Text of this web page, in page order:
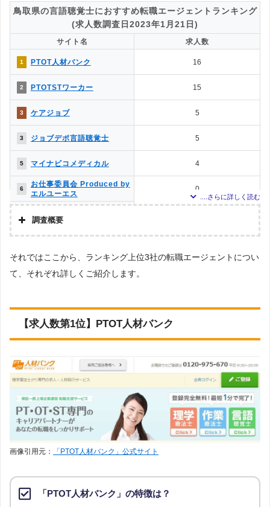
鳥取県の言語聴覚士におすすめ転職エージェントランキング
(求人数調査日2023年1月21日)
サイト名 求人数
1 PTOT人材バンク 16
2 PTOTSTワーカー 15
3 ケアジョブ 5
3 ジョブデポ言語聴覚士 5
5 マイナビコメディカル 4
6
お仕事委員会 Produced by
エルユーエス
0
メドフィット
ベネッセMCM PT・OT・ST
お仕事サポート
メディカル・コンシェルジ
ュネット
6 MC-介護のお仕事 0
6 クリックジョブ介護 0
0
介護JJ（介護ジャストジョ
ブ）
調査概要
株式会社アドバンスフロー
調査対象とした転職エージェントについて
調査対象とした求人について
求人数ランキング上部または下部に記載
それではここから、ランキング上位3社の転職エージェントについ
て、それぞれ詳しくご紹介します。
【求人数第1位】PTOT人材バンク
画像引用元： 「PTOT人材バンク」公式サイト
「PTOT人材バンク」の特徴は？